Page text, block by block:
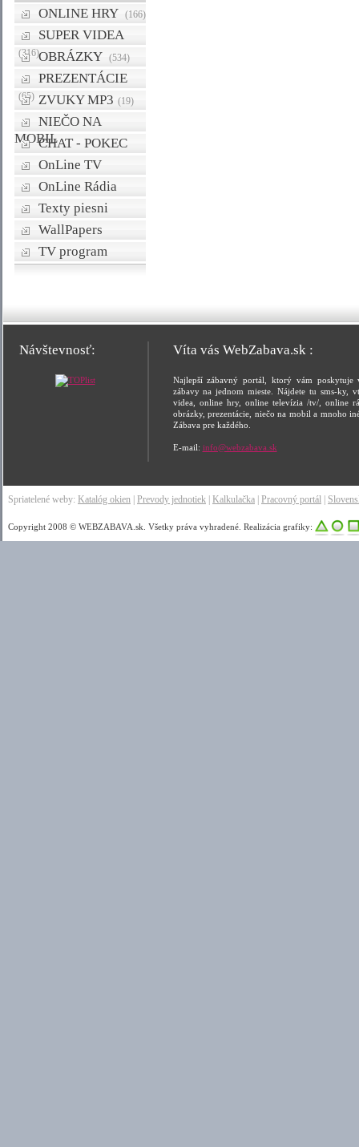
ONLINE HRY (166)
SUPER VIDEA
(316)OBRÁZKY (534)
PREZENTÁCIE
(65) ZVUKY MP3 (19)
NIEČO NA
MOBILCHAT - POKEC
OnLine TV
OnLine Rádia
Texty piesni
WallPapers
TV program
Návštevnosť: Víta vás WebZabava.sk :
Najlepší zábavný portál, ktorý vám poskytuje
zábavy na jednom mieste. Nájdete tu sms-ky,
videa, online hry, online televízia /tv/, online
obrázky, prezentácie, niečo na mobil a mnoho
Zábava pre každého.
E-mail: info@webzabava.sk
Spriatelené weby: Katalóg okien Prevody jednotiek Kalkulačka Pracovný portál
Copyright 2008 © WEBZABAVA.sk. Všetky práva vyhradené. Realizácia grafiky: